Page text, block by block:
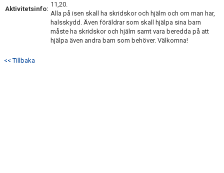
Aktivitetsinfo:
11,20.
Alla på isen skall ha skridskor och hjälm och om man har,
halsskydd. Även föräldrar som skall hjälpa sina barn
måste ha skridskor och hjälm samt vara beredda på att
hjälpa även andra barn som behöver. Välkomna!
<< Tillbaka